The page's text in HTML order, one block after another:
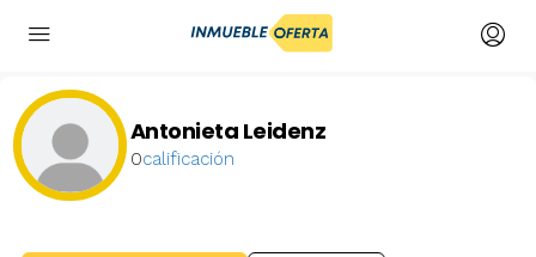
Antonieta Leidenz
0calificación